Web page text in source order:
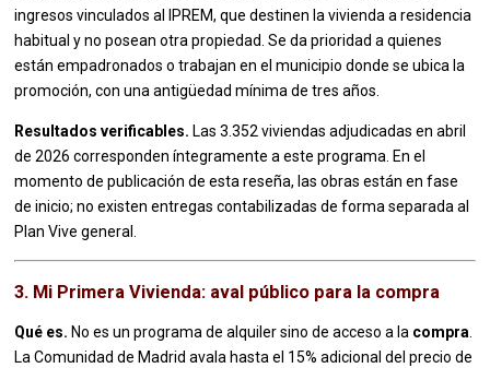
ingresos vinculados al IPREM, que destinen la vivienda a residencia
habitual y no posean otra propiedad. Se da prioridad a quienes
están empadronados o trabajan en el municipio donde se ubica la
promoción, con una antigüedad mínima de tres años.
Resultados verificables. Las 3.352 viviendas adjudicadas en abril
de 2026 corresponden íntegramente a este programa. En el
momento de publicación de esta reseña, las obras están en fase
de inicio; no existen entregas contabilizadas de forma separada al
Plan Vive general.
3. Mi Primera Vivienda: aval público para la compra
Qué es. No es un programa de alquiler sino de acceso a la compra
La Comunidad de Madrid avala hasta el 15% adicional del precio de